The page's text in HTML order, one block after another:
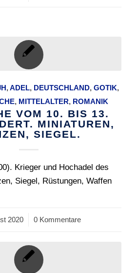
,ADEL, DEUTSCHLAND,GOTIK,
, MITTELALTER, ROMANIK
VOM 10. BIS 13.
MINIATUREN,
SIEGEL.
Krieger und Hochadel des
Siegel, Rüstungen, Waffen
2020 0 Kommentare